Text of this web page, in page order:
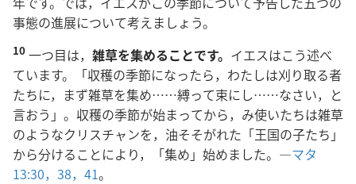
事態の進展について考えましょう。
10 一つ目は， 雑草を集めることです。 イエスはこう述べ
ています。「収穫の季節になったら，わたしは刈り取る者
たちに，まず雑草を集め……縛って束にし……なさい，と
言おう」。収穫の季節が始まってから，み使いたちは雑草
のようなクリスチャンを，油そそがれた「王国の子たち」
から分けることにより，「集め」始めました。―マタ
13:30， 38， 41。